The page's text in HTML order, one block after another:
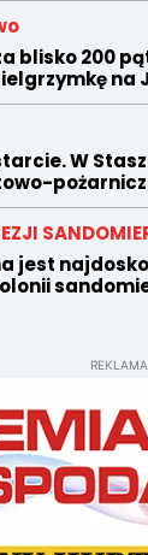
blisko 200
na
W
jest
REKLAMA